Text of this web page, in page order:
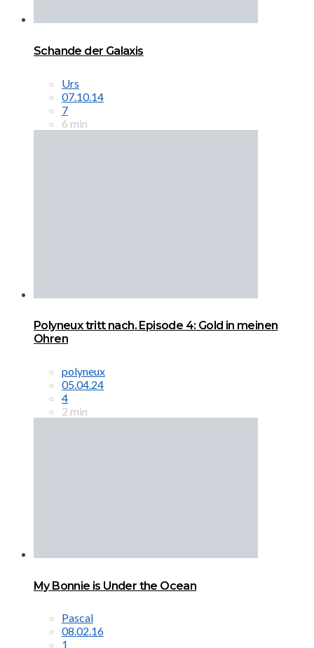
Schande der Galaxis
Urs
07.10.14
7
6 min
Polyneux tritt nach. Episode 4: Gold in meinen
Ohren
polyneux
05.04.24
4
2 min
My Bonnie is Under the Ocean
Pascal
08.02.16
1